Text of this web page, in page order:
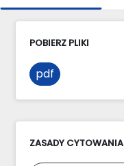
POBIERZ PLIKI
pdf
ZASADY CYTOWANIA